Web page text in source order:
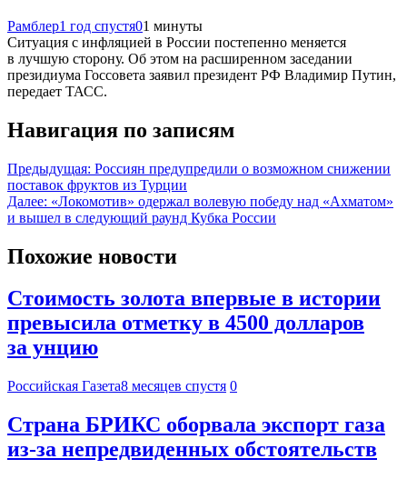
Рамблер1 год спустя01 минуты
Ситуация с инфляцией в России постепенно меняется
в лучшую сторону. Об этом на расширенном заседании
президиума Госсовета заявил президент РФ Владимир Путин,
передает ТАСС.
Навигация по записям
Предыдущая: Россиян предупредили о возможном снижении
поставок фруктов из Турции
Далее: «Локомотив» одержал волевую победу над «Ахматом»
и вышел в следующий раунд Кубка России
Похожие новости
Стоимость золота впервые в истории
превысила отметку в 4500 долларов
за унцию
Российская Газета8 месяцев спустя 0
Страна БРИКС оборвала экспорт газа
из-за непредвиденных обстоятельств